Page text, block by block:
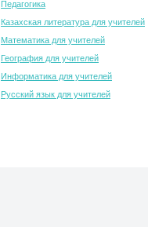
Педагогика
Казахская литература для учителей
Математика для учителей
География для учителей
Информатика для учителей
Русский язык для учителей